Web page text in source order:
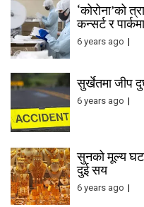
‘कोरोना’को
कन्सर्ट र
6 years ago
सुर्खेतमा जीप
6 years ago
सुनको मूल्य
दुई सय
6 years ago